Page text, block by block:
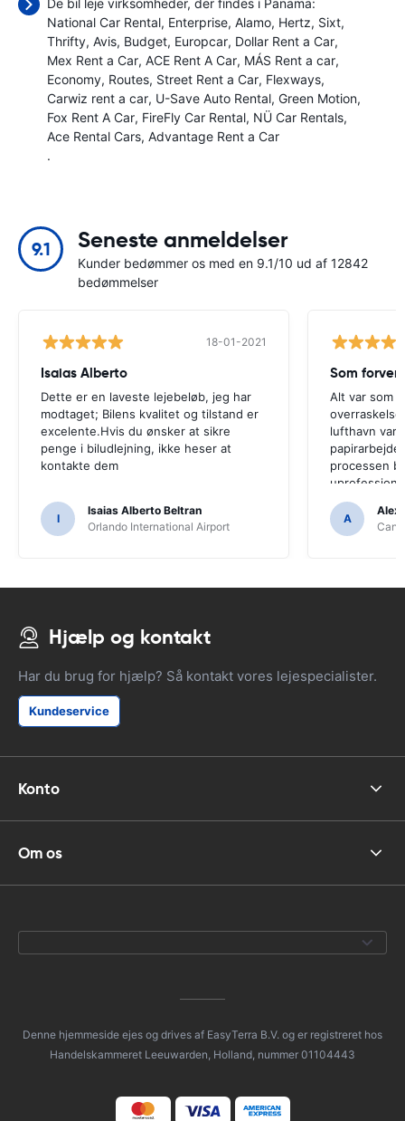
De bil leje virksomheder, der findes i Panama:
National Car Rental Enterprise Alamo Hertz Sixt
Thrifty Avis Budget Europcar Dollar Rent a Car
Mex Rent a Car ACE Rent A Car MÁS Rent a car
Economy Routes Street Rent a Car Flexways
Carwiz rent a car U-Save Auto Rental Green Motion
Fox Rent A Car FireFly Car Rental NÜ Car Rentals
Ace Rental Cars Advantage Rent a Car
.
9.1 Seneste anmeldelser
Kunder bedømmer os med en 9.1/10 ud af 12842
bedømmelser
18-01-2021
Isaias Alberto
Dette er en laveste lejebeløb, jeg har
modtaget; Bilens kvalitet og tilstand er
excelente.Hvis du ønsker at sikre
penge i biludlejning, ikke heser at
kontakte dem
I
Isaias Alberto Beltran
Orlando International Airport
Som
Alt var som
lufthavn var
processen
A
Alex
Hjælp og kontakt
Har du brug for hjælp? Så kontakt vores lejespecialister.
Kundeservice
Konto
Om os
Denne hjemmeside ejes og drives af EasyTerra B.V. og er registreret hos
Handelskammeret Leeuwarden, Holland, nummer 01104443